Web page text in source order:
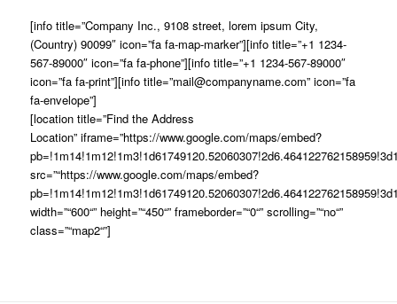
[info title=”Company Inc., 9108 street, lorem ipsum City,
(Country) 90099″ icon=”fa fa-map-marker”][info title=”+1 1234-
567-89000″ icon=”fa fa-phone”][info title=”+1 1234-567-89000″
icon=”fa fa-print”][info title=”mail@companyname.com” icon=”fa
fa-envelope”]
[location title=”Find the Address
Location” iframe=”https://www.google.com/maps/embed?
src=”“https://www.google.com/maps/embed?
width=”“600“” height=”“450“” frameborder=”“0“” scrolling=”“no“”
class=”“map2“”]